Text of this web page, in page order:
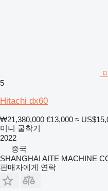
5
Hitachi dx60
₩21,380,000 €13,000 ≈
미니 굴착기
2022
중국
SHANGHAI AITE MACHINE
판매자에게 연락